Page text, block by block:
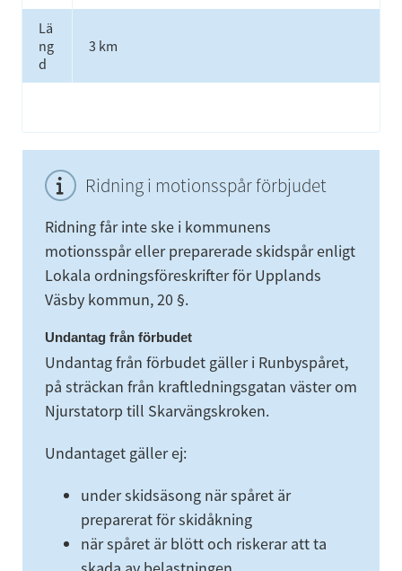
Lä
ng
d
3 km
Ridning i motionsspår förbjudet
Ridning får inte ske i kommunens
motionsspår eller preparerade skidspår enligt
Lokala ordningsföreskrifter för Upplands
Väsby kommun, 20 §.
Undantag från förbudet
Undantag från förbudet gäller i Runbyspåret,
på sträckan från kraftledningsgatan väster om
Njurstatorp till Skarvängskroken.
Undantaget gäller ej:
under skidsäsong när spåret är
preparerat för skidåkning
när spåret är blött och riskerar att ta